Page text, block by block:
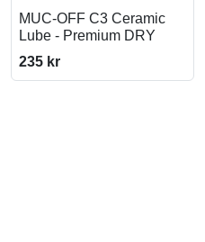
MUC-OFF C3 Ceramic
Lube - Premium DRY
235 kr